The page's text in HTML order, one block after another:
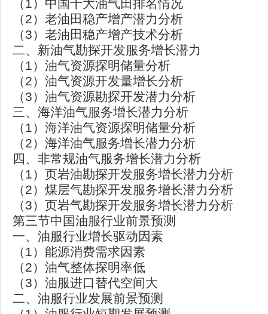
（1）中国十大油气田排名情况
（2）老油田稳产增产潜力分析
（3）老油田稳产增产技术分析
二、新油气勘探开发服务增长潜力
（1）油气资源探明储量分析
（2）油气资源开发量增长分析
（3）油气资源勘探开发潜力分析
三、海洋油气服务增长潜力分析
（1）海洋油气资源探明储量分析
（2）海洋油气服务增长潜力分析
四、非常规油气服务增长潜力分析
（1）页岩油勘探开发服务增长潜力分析
（2）煤层气勘探开发服务增长潜力分析
（3）页岩气勘探开发服务增长潜力分析
第三节中国油服行业前景预测
一、油服行业增长驱动因素
（1）能源消费需求因素
（2）油气整体探明率低
（3）油服进口替代空间大
二、油服行业发展前景预测